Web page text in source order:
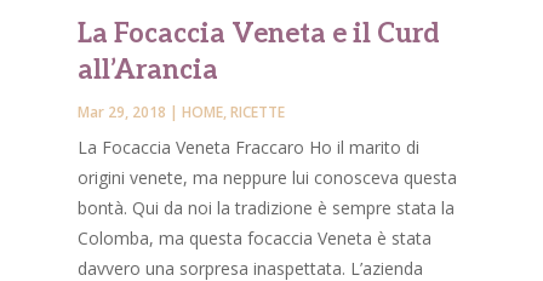
La Focaccia Veneta e il Curd
all’Arancia
Mar 29, 2018 | HOME,RICETTE
La Focaccia Veneta Fraccaro Ho il marito di
origini venete, ma neppure lui conosceva questa
bontà. Qui da noi la tradizione è sempre stata la
Colomba, ma questa focaccia Veneta è stata
davvero una sorpresa inaspettata. L’azienda